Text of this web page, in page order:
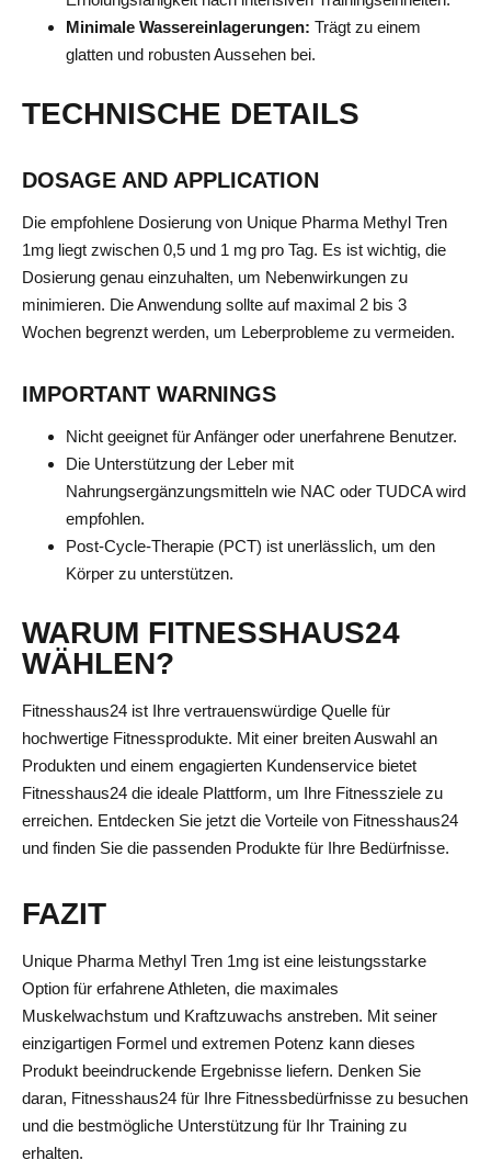
Minimale Wassereinlagerungen: Trägt zu einem
glatten und robusten Aussehen bei.
TECHNISCHE DETAILS
DOSAGE AND APPLICATION
Die empfohlene Dosierung von Unique Pharma Methyl Tren
1mg liegt zwischen 0,5 und 1 mg pro Tag. Es ist wichtig, die
Dosierung genau einzuhalten, um Nebenwirkungen zu
minimieren. Die Anwendung sollte auf maximal 2 bis 3
Wochen begrenzt werden, um Leberprobleme zu vermeiden.
IMPORTANT WARNINGS
Nicht geeignet für Anfänger oder unerfahrene Benutzer.
Die Unterstützung der Leber mit
Nahrungsergänzungsmitteln wie NAC oder TUDCA wird
empfohlen.
Post-Cycle-Therapie (PCT) ist unerlässlich, um den
Körper zu unterstützen.
WARUM FITNESSHAUS24
WÄHLEN?
Fitnesshaus24 ist Ihre vertrauenswürdige Quelle für
hochwertige Fitnessprodukte. Mit einer breiten Auswahl an
Produkten und einem engagierten Kundenservice bietet
Fitnesshaus24 die ideale Plattform, um Ihre Fitnessziele zu
erreichen. Entdecken Sie jetzt die Vorteile von Fitnesshaus24
und finden Sie die passenden Produkte für Ihre Bedürfnisse.
FAZIT
Unique Pharma Methyl Tren 1mg ist eine leistungsstarke
Option für erfahrene Athleten, die maximales
Muskelwachstum und Kraftzuwachs anstreben. Mit seiner
einzigartigen Formel und extremen Potenz kann dieses
Produkt beeindruckende Ergebnisse liefern. Denken Sie
daran, Fitnesshaus24 für Ihre Fitnessbedürfnisse zu besuchen
und die bestmögliche Unterstützung für Ihr Training zu
erhalten.